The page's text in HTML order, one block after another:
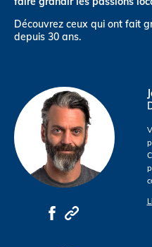
Découvrez ceux qui ont fait
depuis 30 ans.